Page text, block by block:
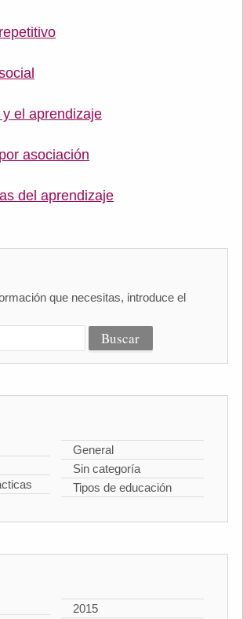
el aprendizaje
asociación
del aprendizaje
que necesitas, introduce el
General
Sin categoría
Tipos de educación
2015